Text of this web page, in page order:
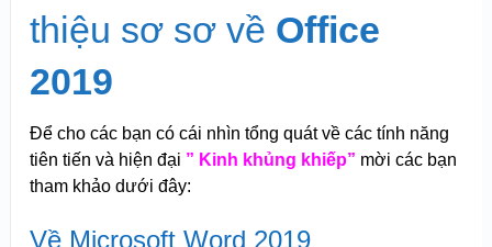
thiệu sơ sơ về Office
2019
Để cho các bạn có cái nhìn tổng quát về các tính năng
tiên tiến và hiện đại ” Kinh khủng khiếp” mời các bạn
tham khảo dưới đây:
Về Microsoft Word 2019